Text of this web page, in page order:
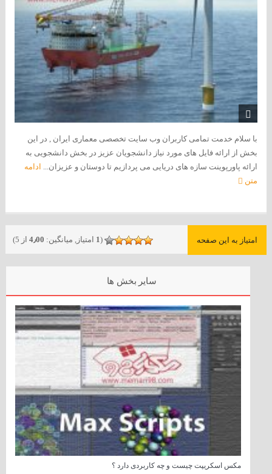
با سلام خدمت تمامی کاربران وب سایت تخصصی معماری ایران , در این
بخش از ارائه فایل های مورد نیاز دانشجویان عزیز در بخش دانشجویی به
ارائه پاورپوینت سازه های دریایی می پردازیم تا دوستان و عزیزان... ادامه
متن
امتیاز به این صفحه (
1 امتیاز, میانگین: 4٫00 از 5)
سایر بخش ها
مکس اسکریپت چیست و چه کاربردی دارد ؟